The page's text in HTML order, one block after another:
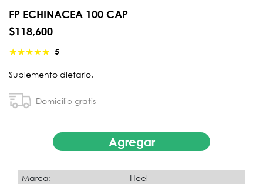
FP ECHINACEA 100 CAP
$118,600
★★★★★ 5
Suplemento dietario.
Domicilio gratis
Agregar
Marca:
Heel